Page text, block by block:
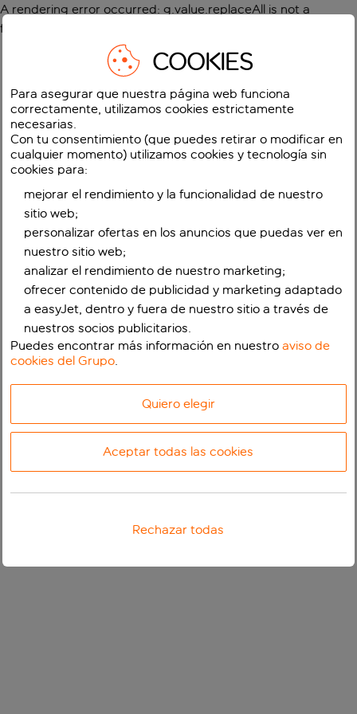
A rendering error occurred: g.value.replaceAll is not a
function
COOKIES
Para asegurar que nuestra página web funciona
correctamente, utilizamos cookies estrictamente
necesarias.
Con tu consentimiento (que puedes retirar o modificar en
cualquier momento) utilizamos cookies y tecnología sin
cookies para:
mejorar el rendimiento y la funcionalidad de nuestro
sitio web;
personalizar ofertas en los anuncios que puedas ver en
nuestro sitio web;
analizar el rendimiento de nuestro marketing;
ofrecer contenido de publicidad y marketing adaptado
a easyJet, dentro y fuera de nuestro sitio a través de
nuestros socios publicitarios.
Puedes encontrar más información en nuestroaviso de
cookies del Grupo.
Quiero elegir
Aceptar todas las cookies
Rechazar todas